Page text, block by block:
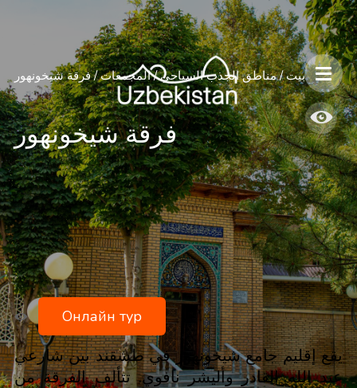
بيت / مناطق الجذب السياحي / المجمعات / فرقة شيخونهور
فرقة شيخونهور
يقع إقليم جامع شيخونهور في طشقند بين شارعي
عبد الله القادر وأليشر نافوي. تتألف الفرقة من
Онлайн тур